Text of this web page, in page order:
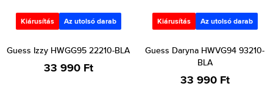
Kiárusítás Az utolsó darab
Guess Izzy HWGG95 22210-BLA
33 990 Ft
Kiárusítás Az utolsó darab
Guess Daryna HWVG94 93210-
BLA
33 990 Ft